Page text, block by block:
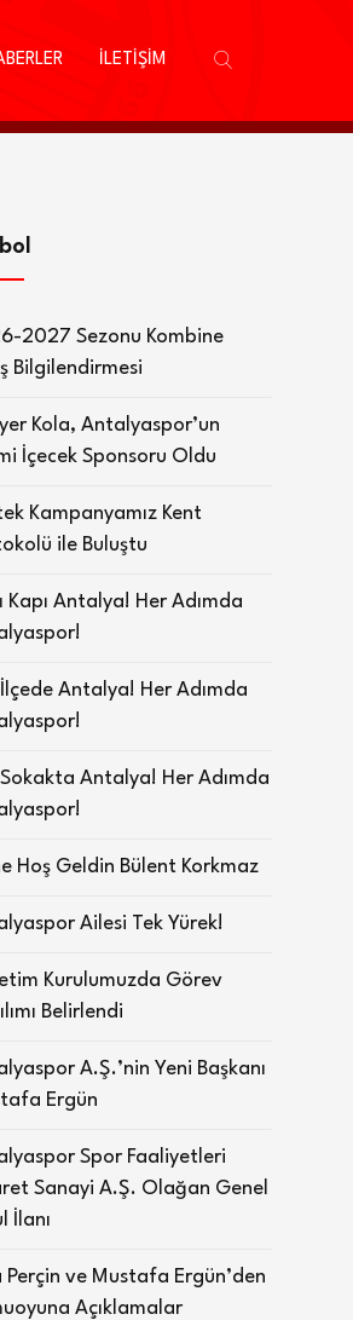
İLETİŞİM
2027 Sezonu Kombine
Bilgilendirmesi
Kola, Antalyaspor’un
İçecek Sponsoru Oldu
Kampanyamız Kent
ile Buluştu
Kapı Antalya! Her Adımda
Antalya! Her Adımda
Antalya! Her Adımda
Hoş Geldin Bülent Korkmaz
Ailesi Tek Yürek!
Kurulumuzda Görev
Belirlendi
A.Ş.’nin Yeni Başkanı
Ergün
Spor Faaliyetleri
Sanayi A.Ş. Olağan Genel
İlanı
Perçin ve Mustafa Ergün’den
Açıklamalar